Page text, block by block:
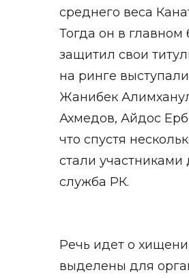
среднего веса
Тогда он в
защитил свои
на ринге
Жанибек
Ахмедов, Айдос
что спустя
стали
служба РК.
Речь идет о
выделены для